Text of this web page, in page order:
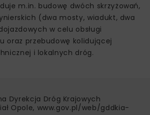
m.in. budowę dwóch skrzyżowań,
(dwa mosty, wiadukt, dwa
w celu obsługi
oraz przebudowę kolidującej
i lokalnych dróg.
Dyrekcja Dróg Krajowych
Opole, www.gov.pl/web/gddkia-